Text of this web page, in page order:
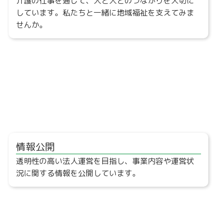
しています。私たちと一緒に地域福祉を支えてみま
せんか。
情報公開
透明性の高い法人運営を目指し、事業内容や運営状
況に関する情報を公開しています。